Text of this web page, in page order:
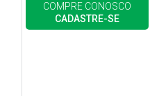
COMPRE CONOSCO
CADASTRE-SE